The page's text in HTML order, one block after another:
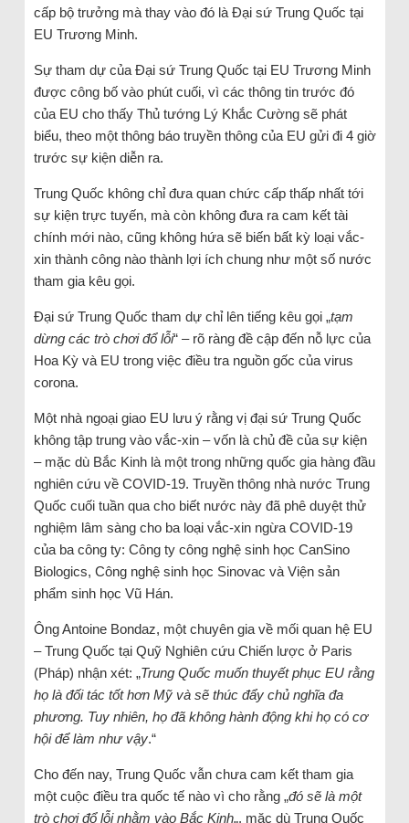
cấp bộ trưởng mà thay vào đó là Đại sứ Trung Quốc tại
EU Trương Minh.
Sự tham dự của Đại sứ Trung Quốc tại EU Trương Minh
được công bố vào phút cuối, vì các thông tin trước đó
của EU cho thấy Thủ tướng Lý Khắc Cường sẽ phát
biểu, theo một thông báo truyền thông của EU gửi đi 4 giờ
trước sự kiện diễn ra.
Trung Quốc không chỉ đưa quan chức cấp thấp nhất tới
sự kiện trực tuyến, mà còn không đưa ra cam kết tài
chính mới nào, cũng không hứa sẽ biến bất kỳ loại vắc-
xin thành công nào thành lợi ích chung như một số nước
tham gia kêu gọi.
Đại sứ Trung Quốc tham dự chỉ lên tiếng kêu gọi „tạm
dừng các trò chơi đổ lỗi“ – rõ ràng đề cập đến nỗ lực của
Hoa Kỳ và EU trong việc điều tra nguồn gốc của virus
corona.
Một nhà ngoại giao EU lưu ý rằng vị đại sứ Trung Quốc
không tập trung vào vắc-xin – vốn là chủ đề của sự kiện
– mặc dù Bắc Kinh là một trong những quốc gia hàng đầu
nghiên cứu về COVID-19. Truyền thông nhà nước Trung
Quốc cuối tuần qua cho biết nước này đã phê duyệt thử
nghiệm lâm sàng cho ba loại vắc-xin ngừa COVID-19
của ba công ty: Công ty công nghệ sinh học CanSino
Biologics, Công nghệ sinh học Sinovac và Viện sản
phẩm sinh học Vũ Hán.
Ông Antoine Bondaz, một chuyên gia về mối quan hệ EU
– Trung Quốc tại Quỹ Nghiên cứu Chiến lược ở Paris
(Pháp) nhận xét: „Trung Quốc muốn thuyết phục EU rằng
họ là đối tác tốt hơn Mỹ và sẽ thúc đẩy chủ nghĩa đa
phương. Tuy nhiên, họ đã không hành động khi họ có cơ
hội để làm như vậy.“
Cho đến nay, Trung Quốc vẫn chưa cam kết tham gia
một cuộc điều tra quốc tế nào vì cho rằng „đó sẽ là một
trò chơi đổ lỗi nhằm vào Bắc Kinh„, mặc dù Trung Quốc